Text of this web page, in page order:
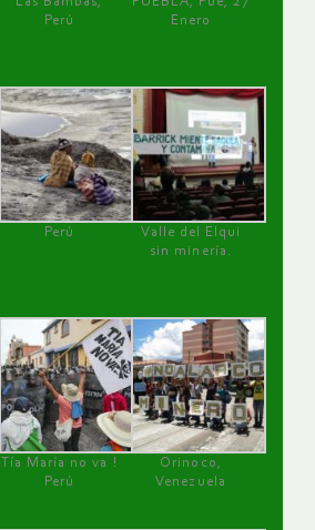
Perú
Enero
Perú
Valle del Elqui
sin minería.
Tía María no va !
Perú
Orinoco,
Venezuela